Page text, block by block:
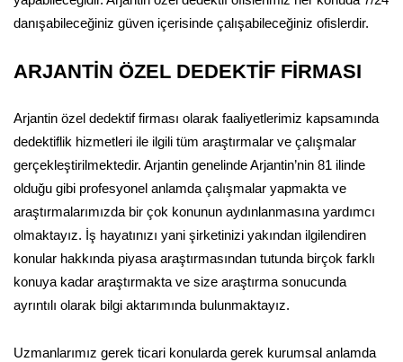
danışabileceğiniz güven içerisinde çalışabileceğiniz ofislerdir.
ARJANTİN ÖZEL DEDEKTİF FİRMASI
Arjantin özel dedektif firması olarak faaliyetlerimiz kapsamında
dedektiflik hizmetleri ile ilgili tüm araştırmalar ve çalışmalar
gerçekleştirilmektedir. Arjantin genelinde Arjantin’nin 81 ilinde
olduğu gibi profesyonel anlamda çalışmalar yapmakta ve
araştırmalarımızda bir çok konunun aydınlanmasına yardımcı
olmaktayız. İş hayatınızı yani şirketinizi yakından ilgilendiren
konular hakkında piyasa araştırmasından tutunda birçok farklı
konuya kadar araştırmakta ve size araştırma sonucunda
ayrıntılı olarak bilgi aktarımında bulunmaktayız.
Uzmanlarımız gerek ticari konularda gerek kurumsal anlamda